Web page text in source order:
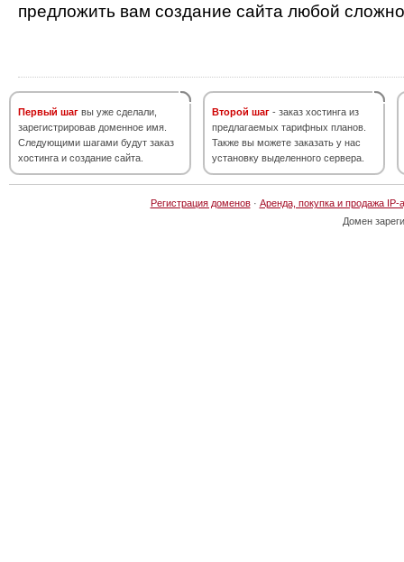
предложить вам создание сайта любой
Первый шаг вы уже сделали,
зарегистрировав доменное имя.
Следующими шагами будут заказ
хостинга и создание сайта.
Второй шаг - заказ хостинга из
предлагаемых тарифных планов.
Также вы можете заказать у нас
установку выделенного сервера.
Регистрация доменов· Аренда, покупка и продажа IP-
Домен